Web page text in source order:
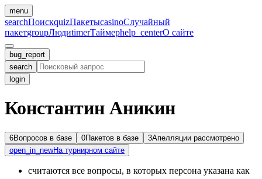
menu
searchПоискquizПакетыcasinoСлучайный
пакетgroupЛюдиtimerТаймерhelp_centerО сайте
bug_report
search
login
Константин Аникин
6Вопросов в базе 0Пакетов в базе 3Апелляции рассмотрено
open_in_newНа турнирном сайте
считаются все вопросы, в которых персона указана как